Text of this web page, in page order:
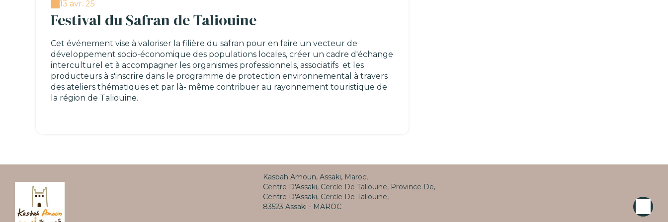
13 avr. 25
Festival du Safran de Taliouine
Cet événement vise à valoriser la filière du safran pour en faire un vecteur de
développement socio-économique des populations locales, créer un cadre d'échange
interculturel et à accompagner les organismes professionnels, associatifs et les
producteurs à s'inscrire dans le programme de protection environnemental à travers
des ateliers thématiques et par là- même contribuer au rayonnement touristique de
la région de Taliouine.
Kasbah Amoun, Assaki, Maroc,
Centre D'Assaki, Cercle De Taliouine, Province De,
Centre D'Assaki, Cercle De Taliouine,
83523 Assaki - MAROC